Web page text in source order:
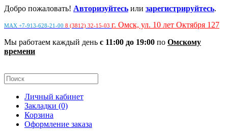
Добро пожаловать! Авторизуйтесь или зарегистрируйтесь.
MAX +7-913-628-21-00 8 (3812) 32-15-03 г. Омск, ул. 10 лет Октября 127
Мы работаем каждый день с 11:00 до 19:00 по Омскому
времени
Личный кабинет
Закладки (0)
Корзина
Оформление заказа